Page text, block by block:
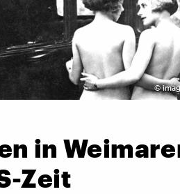
©
in
Zeit